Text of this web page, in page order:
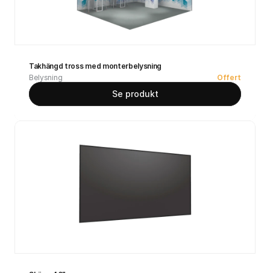
Takhängd tross med monterbelysning
Belysning
Offert
Se produkt